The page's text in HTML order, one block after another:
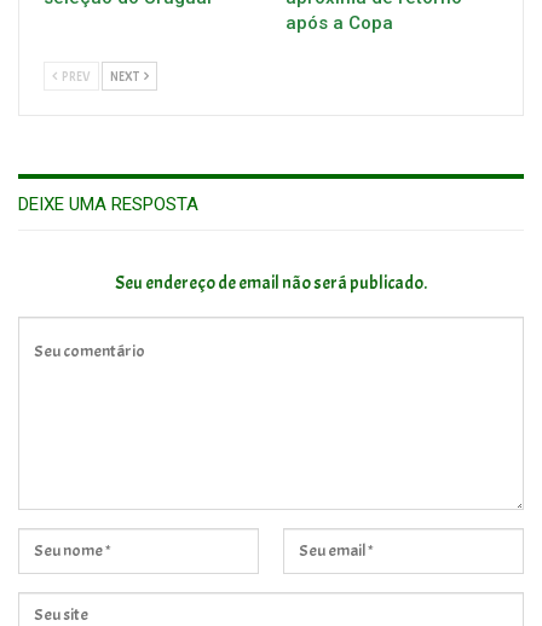
após a Copa
PREV NEXT
DEIXE UMA RESPOSTA
Seu endereço de email não será publicado.